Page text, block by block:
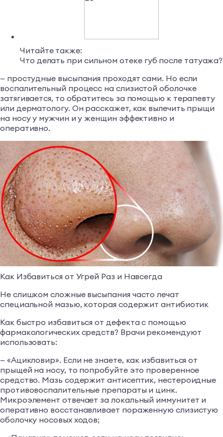
Читайте также:
Что делать при сильном отеке губ после татуажа?
— простудные высыпания проходят сами. Но если
воспалительный процесс на слизистой оболочке
затягивается, то обратитесь за помощью к терапевту
или дерматологу. Он расскажет, как вылечить прыщи
на носу у мужчин и у женщин эффективно и
оперативно.
Как Избавиться от Угрей Раз и Навсегда
Не слишком сложные высыпания часто лечат
специальной мазью, которая содержит антибиотик
Как быстро избавиться от дефекта с помощью
фармакологических средств? Врачи рекомендуют
использовать:
— «Ацикловир». Если не знаете, как избавиться от
прыщей на носу, то попробуйте это проверенное
средство. Мазь содержит антисептик, нестероидные
противовоспалительные препараты и цинк.
Микроэлемент отвечает за локальный иммунитет и
оперативно восстанавливает пораженную слизистую
оболочку носовых ходов;